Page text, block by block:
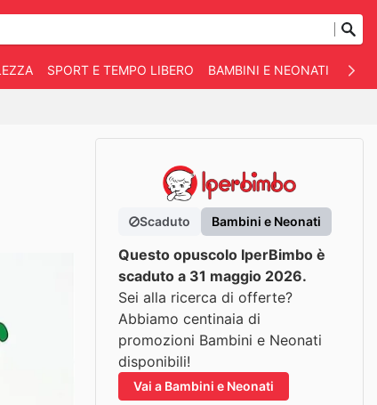
SPORT E TEMPO LIBERO BAMBINI E NEONATI
Scaduto Bambini e Neonati
Questo opuscolo IperBimbo è
scaduto a 31 maggio 2026.
Sei alla ricerca di offerte?
Abbiamo centinaia di
promozioni Bambini e Neonati
disponibili!
Vai a Bambini e Neonati